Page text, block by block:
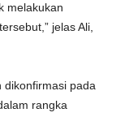
melakukan
jelas Ali,
dikonfirmasi pada
rangka